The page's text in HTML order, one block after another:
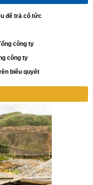
để trả cổ tức
công ty
công ty
biểu quyết